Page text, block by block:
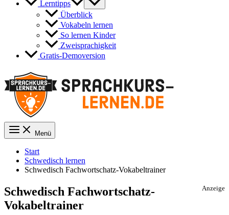
Lerntipps
Überblick
Vokabeln lernen
So lernen Kinder
Zweisprachigkeit
Gratis-Demoversion
Menü
Start
Schwedisch lernen
Schwedisch Fachwortschatz-Vokabeltrainer
Anzeige
Schwedisch Fachwortschatz-
Vokabeltrainer